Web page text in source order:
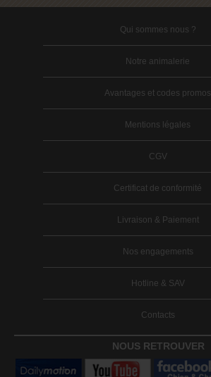
Qui sommes nous ?
Notre animalerie
Avantages et codes promos
Mentions légales
CGV
Certificat de conformité
Livraison & Paiement
Nos engagements
Hotline & SAV
Contacts
NOUS RETROUVER